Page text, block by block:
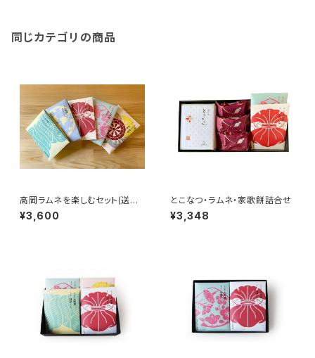
同じカテゴリの商品
高岡ラムネを楽しむセット(送料
込・特別商品)
¥3,600
とこなつ・ラムネ・家歌餅詰合せ
¥3,348